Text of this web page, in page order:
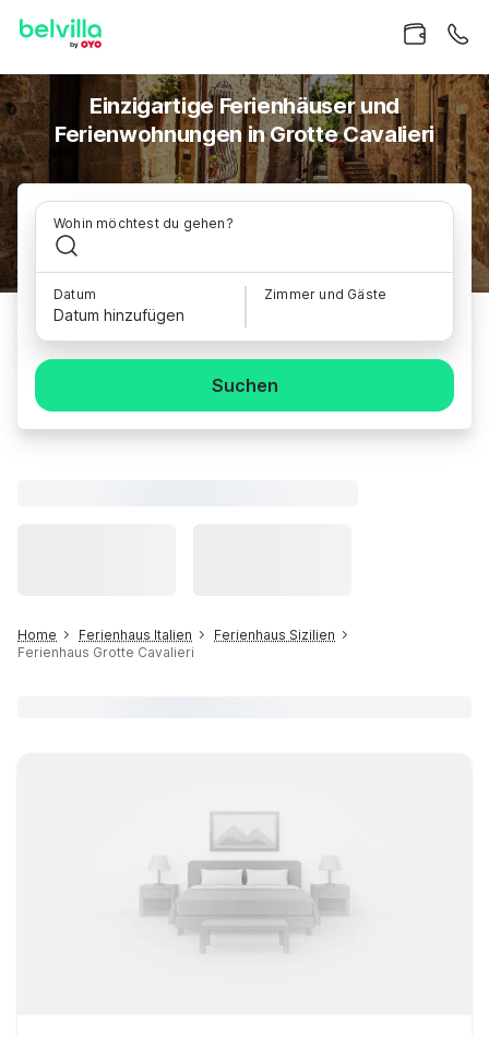
Einzigartige Ferienhäuser und
Ferienwohnungen in Grotte Cavalieri
Wohin möchtest du gehen?
Datum
Datum hinzufügen
Zimmer und Gäste
Suchen
Home Ferienhaus Italien
Ferienhaus Sizilien
Ferienhaus Grotte Cavalieri